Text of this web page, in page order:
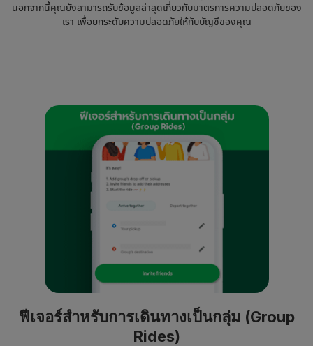
นอกจากนี้คุณยังสามารถรับข้อมูลล่าสุดเกี่ยวกับมาตรการความปลอดภัยของ
เรา เพื่อยกระดับความปลอดภัยให้กับบัญชีของคุณ
ฟีเจอร์สำหรับการเดินทางเป็นกลุ่ม (Group
Rides)